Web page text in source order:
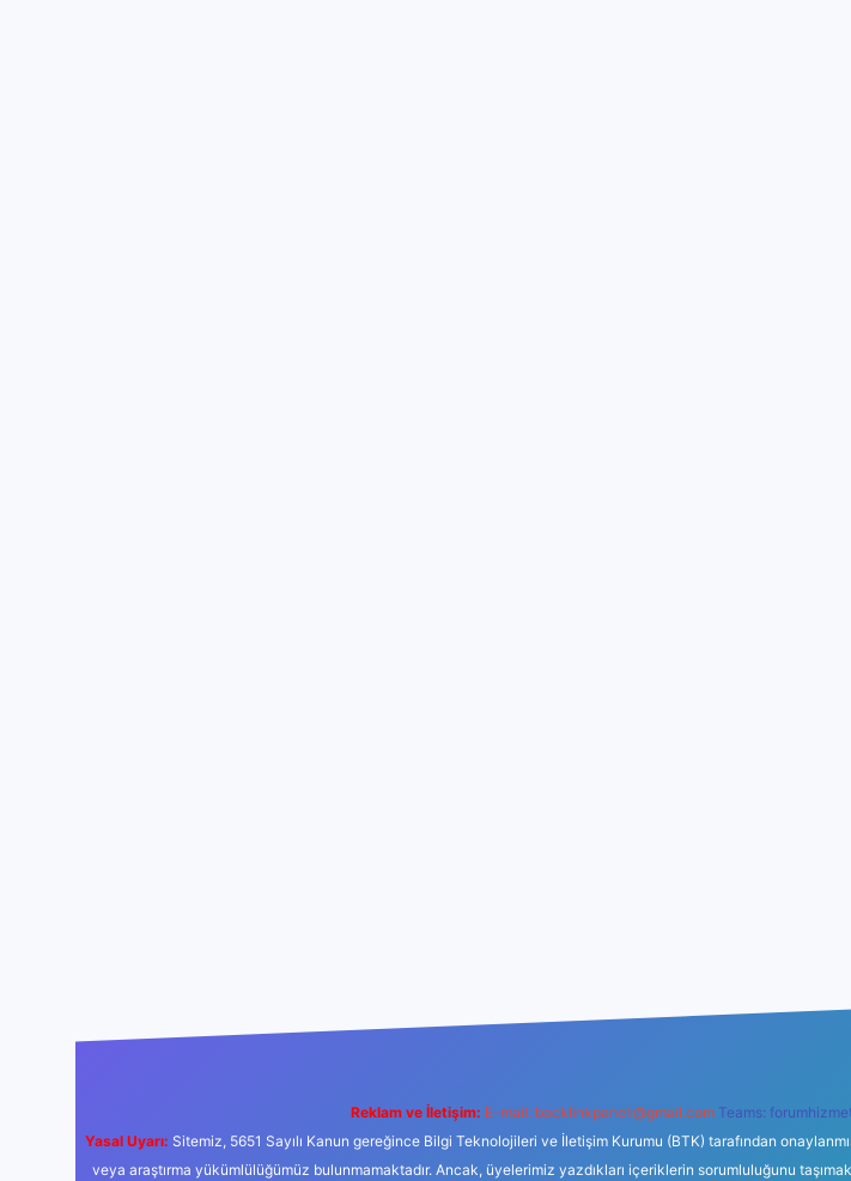
Reklam ve İletişim: E-mail: backlinkpaneli@gmail.com Teams:
Yasal Uyarı: Sitemiz, 5651 Sayılı Kanun gereğince Bilgi Teknolojileri ve İletişim Kurumu (BTK) tarafından
veya araştırma yükümlülüğümüz bulunmamaktadır. Ancak, üyelerimiz yazdıkları içeriklerin sorumluluğunu